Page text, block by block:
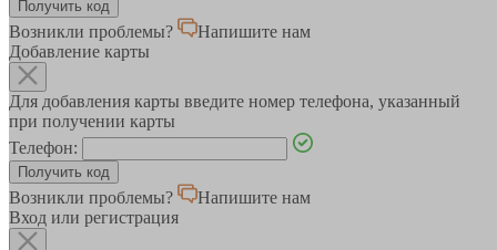
Возникли проблемы?
Напишите нам
Добавление карты
Для добавления карты введите номер телефона, указанный
при получении карты
Телефон:
Возникли проблемы?
Напишите нам
Вход или регистрация